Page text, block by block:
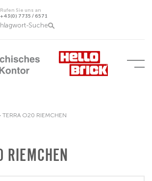
Rufen Sie uns an
+43(0) 7735 / 6571
Suche
TERRA O20 RIEMCHEN
RIEMCHEN